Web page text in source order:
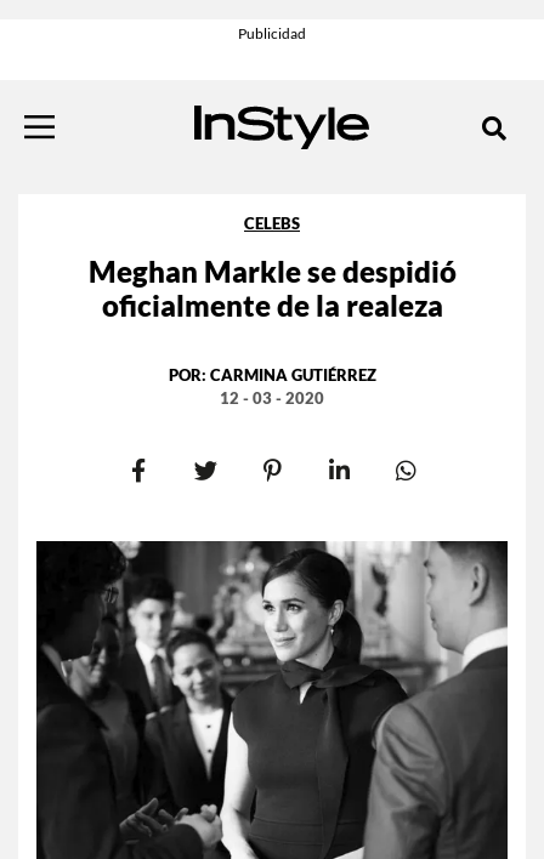
CELEBS
Meghan Markle se despidió
oficialmente de la realeza
POR: CARMINA GUTIÉRREZ
12 - 03 - 2020